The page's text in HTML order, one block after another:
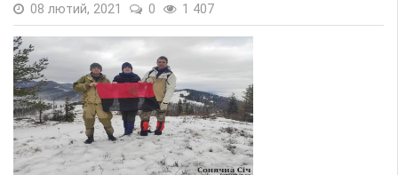
08 лютий, 2021 0 1 407